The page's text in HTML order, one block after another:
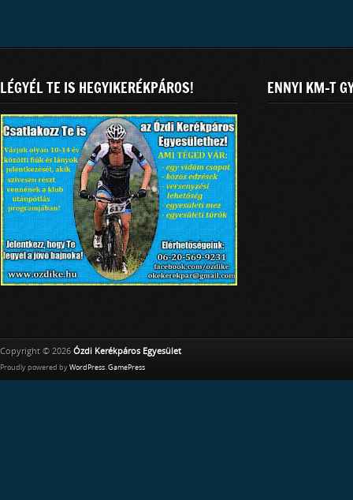
LÉGYÉL TE IS HEGYIKERÉKPÁROS! ENNYI KM-T
Copyright © 2026 Ózdi Kerékpáros Egyesület
Proudly powered by WordPress. GamePress